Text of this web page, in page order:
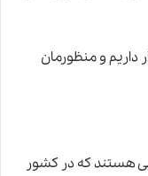
داریم و منظورمان
هستند که در کشور